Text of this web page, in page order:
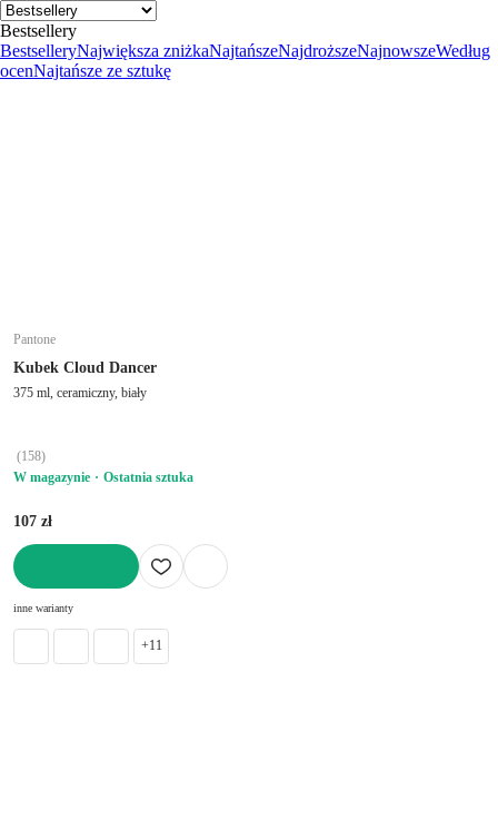
Bestsellery
BestselleryNajwiększa zniżkaNajtańszeNajdroższeNajnowszeWedług
ocenNajtańsze ze sztukę
Pantone
Kubek Cloud Dancer
375 ml, ceramiczny, biały
(158)
W magazynie
Ostatnia sztuka
107 zł
inne warianty
+11